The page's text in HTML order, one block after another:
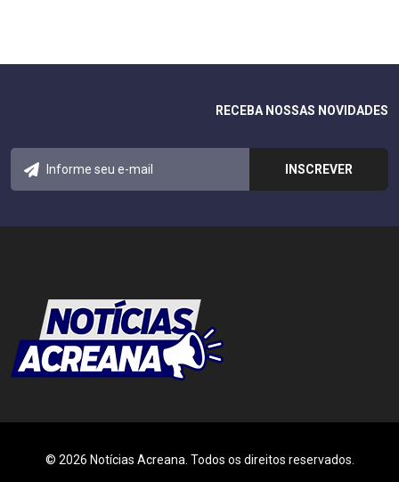
RECEBA NOSSAS NOVIDADES
© 2026 Notícias Acreana. Todos os direitos reservados.